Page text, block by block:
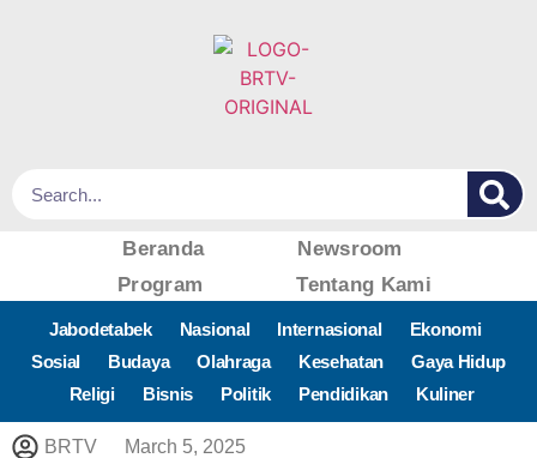
Beranda
Newsroom
Program
Tentang Kami
Jabodetabek Nasional Internasional
Ekonomi
Sosial
Budaya Olahraga Kesehatan
Gaya Hidup
Religi
Bisnis Politik Pendidikan Kuliner
BRTV March 5, 2025